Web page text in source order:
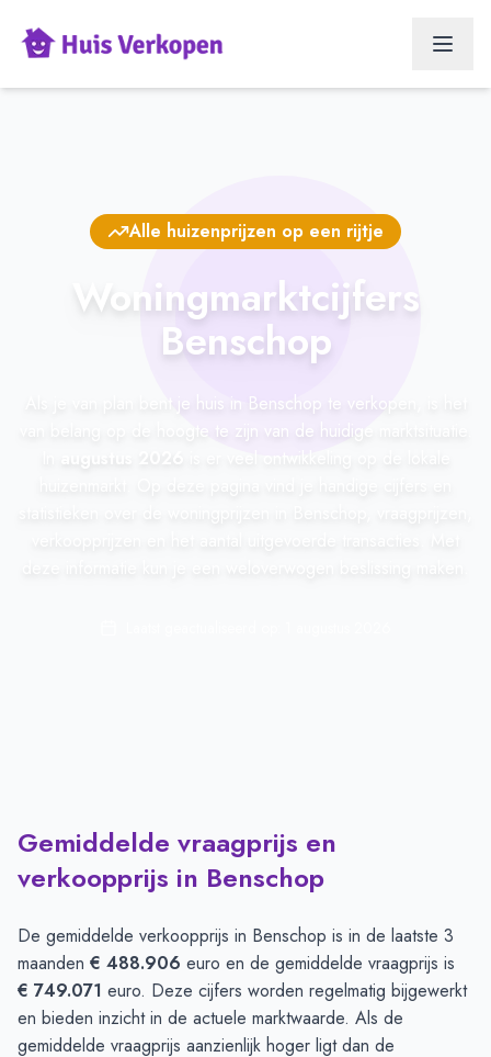
Alle huizenprijzen op een rijtje
Woningmarktcijfers
Benschop
Als je van plan bent je huis in Benschop te verkopen, is het
van belang op de hoogte te zijn van de huidige marktsituatie.
Gemiddelde vraagprijs en
verkoopprijs in Benschop
De gemiddelde verkoopprijs in Benschop is in de laatste 3
maanden € 488.906 euro en de gemiddelde vraagprijs is
€ 749.071 euro. Deze cijfers worden regelmatig bijgewerkt
en bieden inzicht in de actuele marktwaarde. Als de
gemiddelde vraagprijs aanzienlijk hoger ligt dan de